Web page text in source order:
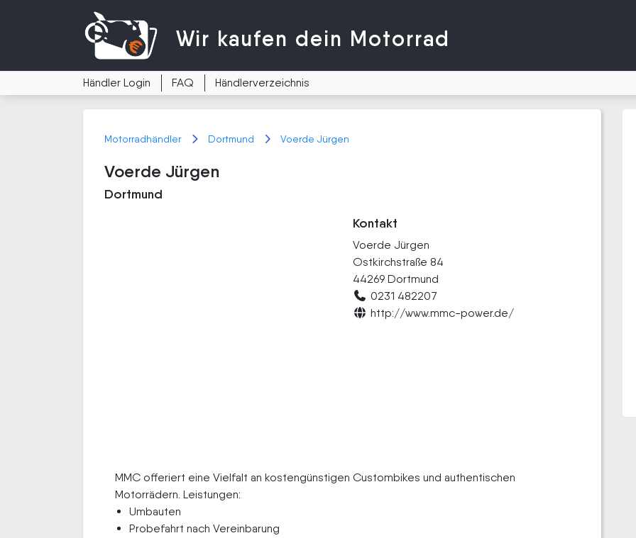
Wir kaufen dein Motorrad
Händler Login FAQ Händlerverzeichnis
Motorradhändler Dortmund Voerde Jürgen
Voerde Jürgen
Dortmund
Kontakt
Voerde Jürgen
Ostkirchstraße 84
44269 Dortmund
0231 482207
http://www.mmc-power.de/
MMC offeriert eine Vielfalt an kostengünstigen Custombikes und authentischen
Motorrädern. Leistungen:
Umbauten
Probefahrt nach Vereinbarung